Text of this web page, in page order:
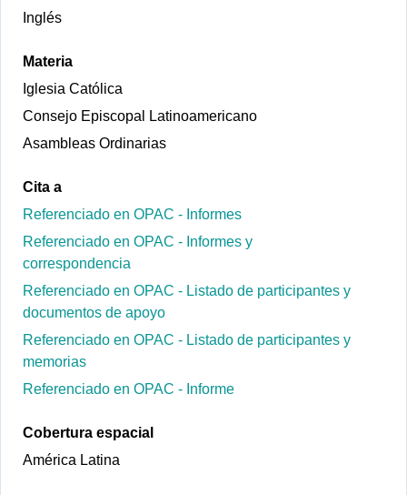
Inglés
Materia
Iglesia Católica
Consejo Episcopal Latinoamericano
Asambleas Ordinarias
Cita a
Referenciado en OPAC - Informes
Referenciado en OPAC - Informes y
correspondencia
Referenciado en OPAC - Listado de participantes y
documentos de apoyo
Referenciado en OPAC - Listado de participantes y
memorias
Referenciado en OPAC - Informe
Cobertura espacial
América Latina